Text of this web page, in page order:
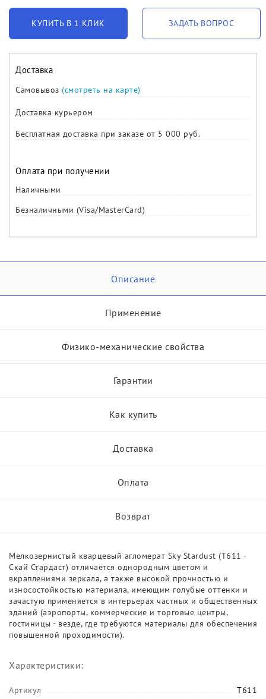
КУПИТЬ В 1 КЛИК ЗАДАТЬ ВОПРОС
Доставка
Самовывоз (смотреть на карте)
Доставка курьером
Бесплатная доставка при заказе от 5 000 руб.
Оплата при получении
Наличными
Безналичными (Visa/MasterCard)
Описание
Применение
Физико-механические свойства
Гарантии
Как купить
Доставка
Оплата
Возврат
Мелкозернистый кварцевый агломерат Sky Stardust (T611 -
Скай Стардаст) отличается однородным цветом и
вкраплениями зеркала, а также высокой прочностью и
износостойкостью материала, имеющим голубые оттенки и
зачастую применяется в интерьерах частных и общественных
зданий (аэропорты, коммерческие и торговые центры,
гостиницы - везде, где требуются материалы для обеспечения
повышенной проходимости).
Характеристики:
Артикул
T611